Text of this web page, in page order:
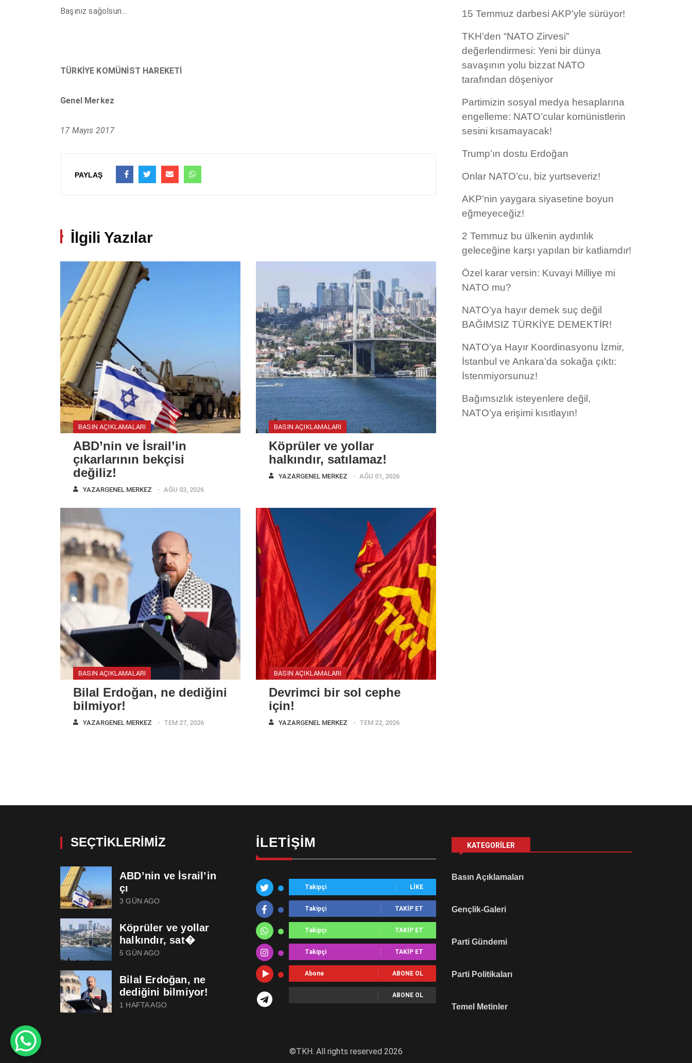
Başınız sağolsun…
TÜRKİYE KOMÜNİST HAREKETİ
Genel Merkez
17 Mayıs 2017
PAYLAŞ
İlgili Yazılar
BASIN AÇIKLAMALARI
ABD’nin ve İsrail’in
çıkarlarının bekçisi
değiliz!
YAZARGENEL MERKEZ AĞU 03, 2026
BASIN AÇIKLAMALARI
Köprüler ve yollar
halkındır, satılamaz!
YAZARGENEL MERKEZ AĞU 01, 2026
BASIN AÇIKLAMALARI
Bilal Erdoğan, ne dediğini
bilmiyor!
YAZARGENEL MERKEZ TEM 27, 2026
BASIN AÇIKLAMALARI
Devrimci bir sol cephe
için!
YAZARGENEL MERKEZ TEM 22, 2026
15 Temmuz darbesi AKP’yle sürüyor!
TKH’den “NATO Zirvesi”
değerlendirmesi: Yeni bir dünya
savaşının yolu bizzat NATO
tarafından döşeniyor
Partimizin sosyal medya hesaplarına
engelleme: NATO’cular komünistlerin
sesini kısamayacak!
Trump’ın dostu Erdoğan
Onlar NATO’cu, biz yurtseveriz!
AKP’nin yaygara siyasetine boyun
eğmeyeceğiz!
2 Temmuz bu ülkenin aydınlık
geleceğine karşı yapılan bir katliamdır!
Özel karar versin: Kuvayi Milliye mi
NATO mu?
NATO’ya hayır demek suç değil
BAĞIMSIZ TÜRKİYE DEMEKTİR!
NATO’ya Hayır Koordinasyonu İzmir,
İstanbul ve Ankara’da sokağa çıktı:
İstenmiyorsunuz!
Bağımsızlık isteyenlere değil,
NATO’ya erişimi kısıtlayın!
SEÇTIKLERIMIZ
ABD’nin ve İsrail’in
çı
3 GÜN AGO
Köprüler ve yollar
halkındır, sat�
5 GÜN AGO
Bilal Erdoğan, ne
dediğini bilmiyor!
1 HAFTA AGO
İLETIŞIM
Takipçi LIKE
Takipçi TAKIP ET
Takipçi TAKIP ET
Takipçi TAKIP ET
Abone ABONE OL
ABONE OL
KATEGORILER
Basın Açıklamaları
Gençlik-Galeri
Parti Gündemi
Parti Politikaları
Temel Metinler
©TKH. All rights reserved 2026